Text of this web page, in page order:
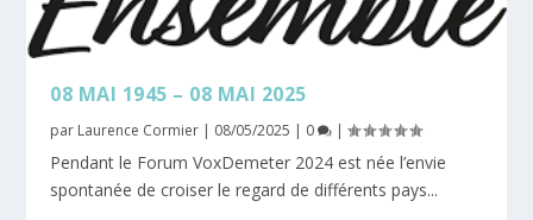
08 MAI 1945 – 08 MAI 2025
par Laurence Cormier | 08/05/2025 | 0 |
Pendant le Forum VoxDemeter 2024 est née l’envie
spontanée de croiser le regard de différents pays...